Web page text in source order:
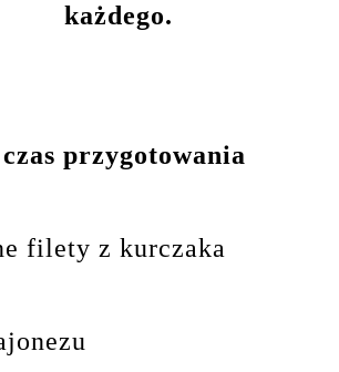
każdego.
przygotowania
filety z kurczaka